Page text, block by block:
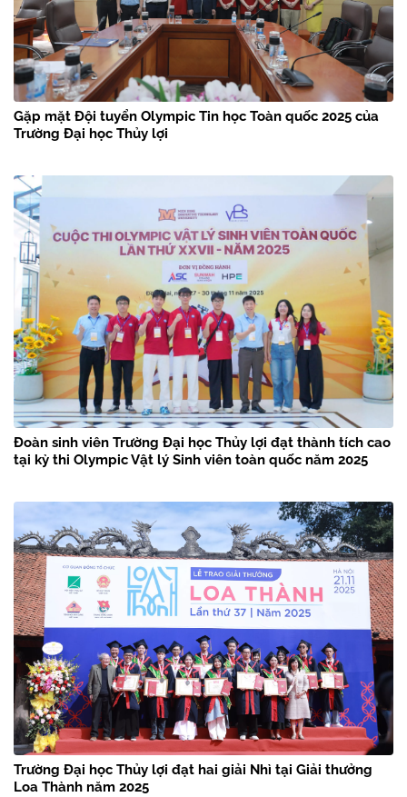
Gặp mặt Đội tuyển Olympic Tin học Toàn quốc 2025 của
Trường Đại học Thủy lợi
Đoàn sinh viên Trường Đại học Thủy lợi đạt thành tích cao
tại kỳ thi Olympic Vật lý Sinh viên toàn quốc năm 2025
Trường Đại học Thủy lợi đạt hai giải Nhì tại Giải thưởng
Loa Thành năm 2025